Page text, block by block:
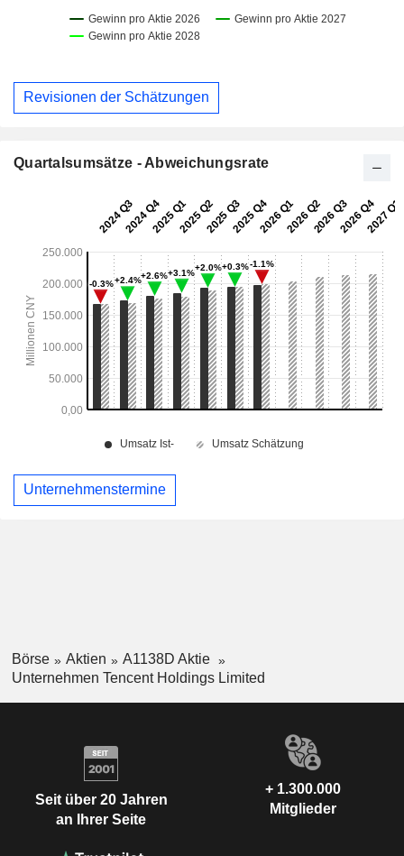
Revisionen der Schätzungen
Quartalsumsätze - Abweichungsrate
Unternehmenstermine
Börse Aktien
A1138D Aktie
Unternehmen Tencent Holdings Limited
Seit über 20 Jahren
an Ihrer Seite
+ 1.300.000
Mitglieder